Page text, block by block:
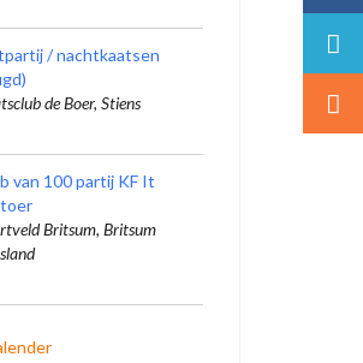
/ nachtkaatsen
de Boer, Stiens
van 100 partij KF It
Britsum, Britsum